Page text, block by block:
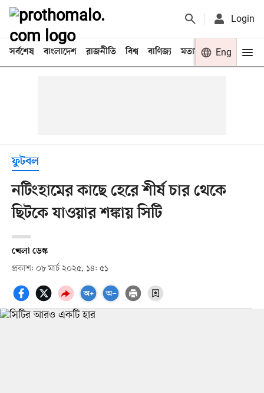
Login
সর্বশেষ বাংলাদেশ রাজনীতি বিশ্ব বাণিজ্য মতামত খেলা
Eng
ফুটবল
নটিংহামের কাছে হেরে শীর্ষ চার থেকে
ছিটকে যাওয়ার শঙ্কায় সিটি
খেলা ডেস্ক
প্রকাশ: ০৮ মার্চ ২০২৫, ১৪: ৫১